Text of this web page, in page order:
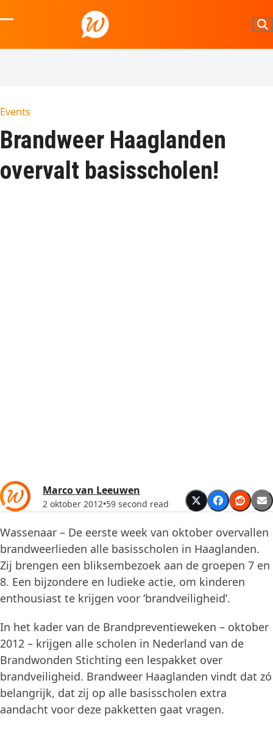
to
mobile
mobile
Events
Brandweer Haaglanden
overvalt basisscholen!
Marco van Leeuwen
2 oktober 2012•59 second read
Wassenaar – De eerste week van oktober overvallen
brandweerlieden alle basisscholen in Haaglanden.
Zij brengen een bliksembezoek aan de groepen 7 en
8. Een bijzondere en ludieke actie, om kinderen
enthousiast te krijgen voor ‘brandveiligheid’.
In het kader van de Brandpreventieweken – oktober
2012 – krijgen alle scholen in Nederland van de
Brandwonden Stichting een lespakket over
brandveiligheid. Brandweer Haaglanden vindt dat zó
belangrijk, dat zij op alle basisscholen extra
aandacht voor deze pakketten gaat vragen.